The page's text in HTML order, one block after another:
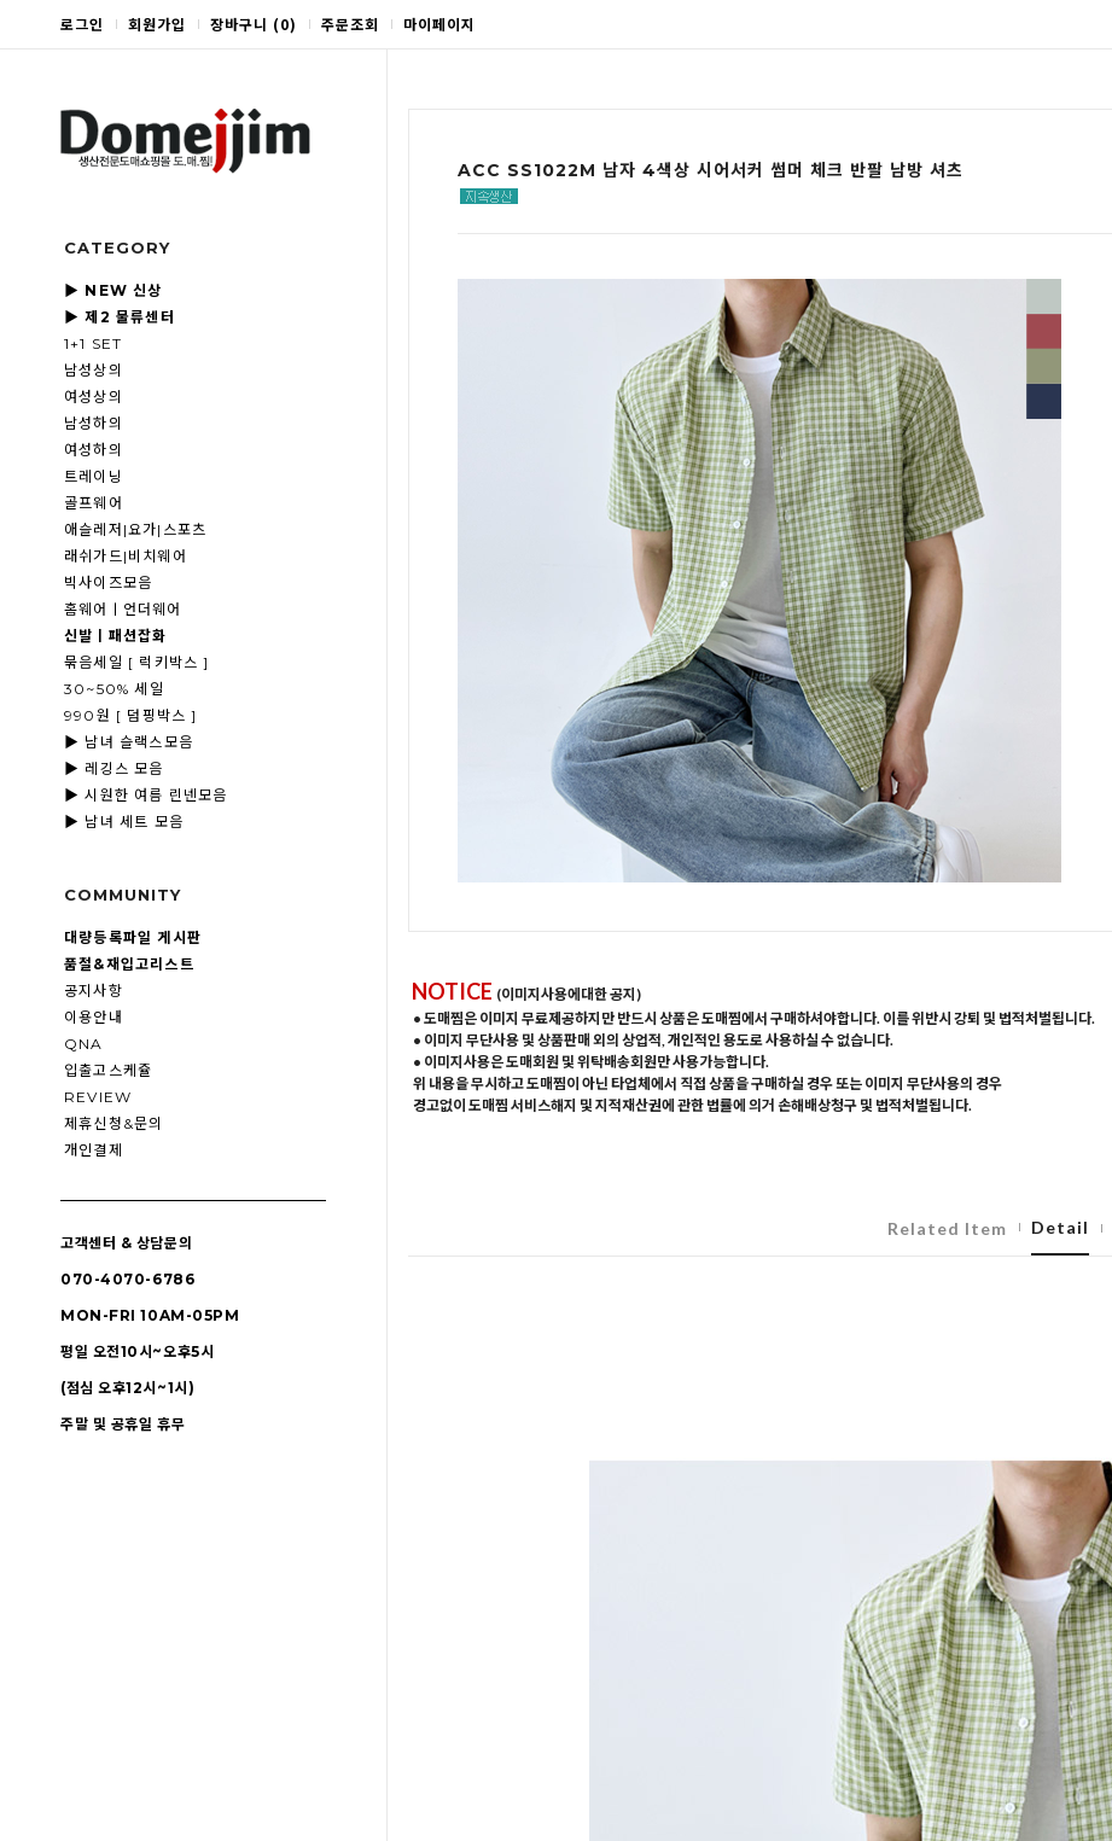
로그인 회원가입 장바구니 (0) 주문조회 마이페이지
CATEGORY
▶ NEW 신상
▶ 제2 물류센터
1+1 SET
남성상의
여성상의
남성하의
여성하의
트레이닝
골프웨어
애슬레저|요가|스포츠
래쉬가드|비치웨어
빅사이즈모음
홈웨어ㅣ언더웨어
신발ㅣ패션잡화
묶음세일 [ 럭키박스 ]
30~50% 세일
990원 [ 덤핑박스 ]
▶ 남녀 슬랙스모음
▶ 레깅스 모음
▶ 시원한 여름 린넨모음
▶ 남녀 세트 모음
COMMUNITY
대량등록파일 게시판
품절&재입고리스트
공지사항
이용안내
QNA
입출고스케쥴
REVIEW
제휴신청&문의
개인결제
고객센터 & 상담문의
070-4070-6786
MON-FRI 10AM-05PM
평일 오전10시~오후5시
(점심 오후12시~1시)
주말 및 공휴일 휴무
ACC SS1022M 남자 4색상 시어서커 썸머 체크 반팔 남방 셔츠
NOTICE (이미지사용에대한 공지)
• 도매찜은 이미지 무료제공하지만 반드시 상품은 도매찜에서 구매하셔야합니다. 이를 위반시 강퇴 및 법적처벌됩니다.
• 이미지 무단사용 및 상품판매 외의 상업적, 개인적인 용도로 사용하실 수 없습니다.
• 이미지사용은 도매회원 및 위탁배송회원만 사용가능합니다.
위 내용을 무시하고 도매찜이 아닌 타업체에서 직접 상품을 구매하실 경우 또는 이미지 무단사용의 경우
경고없이 도매찜 서비스해지 및 지적재산권에 관한 법률에 의거 손해배상청구 및 법적처벌됩니다.
Related Item Detail